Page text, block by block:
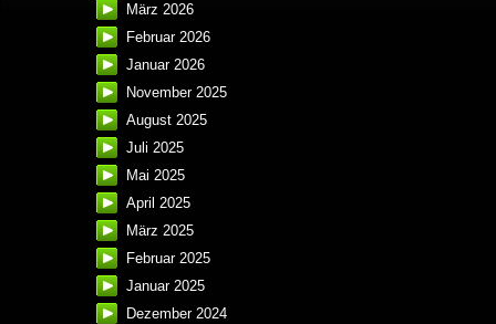
März 2026
Februar 2026
Januar 2026
November 2025
August 2025
Juli 2025
Mai 2025
April 2025
März 2025
Februar 2025
Januar 2025
Dezember 2024